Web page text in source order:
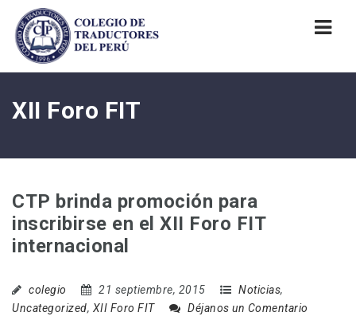
XII Foro FIT
CTP brinda promoción para
inscribirse en el XII Foro FIT
internacional
colegio 21 septiembre, 2015 Noticias,
Uncategorized, XII Foro FIT Déjanos un Comentario